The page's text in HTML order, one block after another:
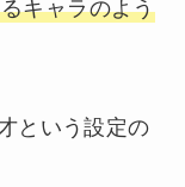
キャラのよう
という設定の